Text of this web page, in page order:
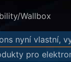
Wallbox
nyní vlastní,
pro